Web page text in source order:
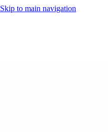
Skip to main navigation